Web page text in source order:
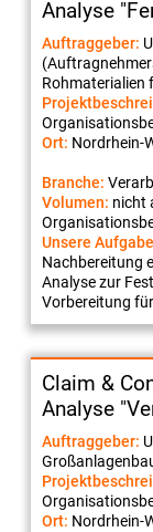
Analyse
Auftraggeber:
Rohmaterialien
Ort: Nordrhein-
Branche:
Volumen: nicht
Unsere
Nachbereitung
Analyse zur
Vorbereitung
Claim &
Analyse
Auftraggeber:
Ort: Nordrhein-